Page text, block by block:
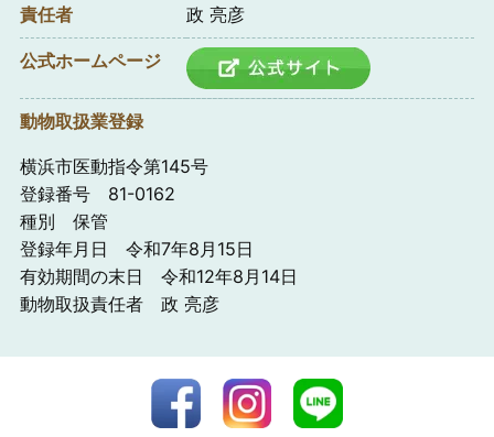
責任者 政 亮彦
公式ホームページ
動物取扱業登録
横浜市医動指令第145号
登録番号 81-0162
種別 保管
登録年月日 令和7年8月15日
有効期間の末日 令和12年8月14日
動物取扱責任者 政 亮彦